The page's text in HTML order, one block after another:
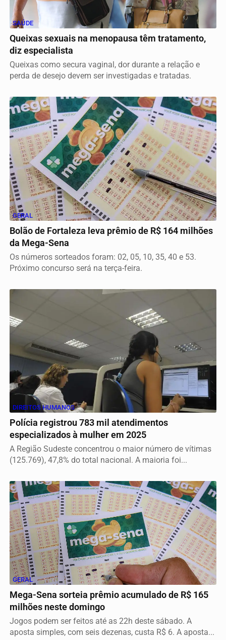
SAÚDE
Queixas sexuais na menopausa têm tratamento,
diz especialista
Queixas como secura vaginal, dor durante a relação e
perda de desejo devem ser investigadas e tratadas.
GERAL
Bolão de Fortaleza leva prêmio de R$ 164 milhões
da Mega-Sena
Os números sorteados foram: 02, 05, 10, 35, 40 e 53.
Próximo concurso será na terça-feira.
DIREITOS HUMANOS
Polícia registrou 783 mil atendimentos
especializados à mulher em 2025
A Região Sudeste concentrou o maior número de vítimas
(125.769), 47,8% do total nacional. A maioria foi...
GERAL
Mega-Sena sorteia prêmio acumulado de R$ 165
milhões neste domingo
Jogos podem ser feitos até as 22h deste sábado. A
aposta simples, com seis dezenas, custa R$ 6. A aposta...